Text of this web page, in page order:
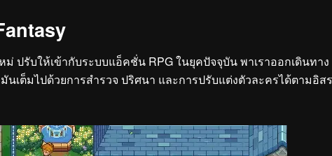
ปรับให้เข้ากับระบบแอ็คชั่น RPG ในยุคปัจจุบัน พาเราออกเดินทาง
นเต็มไปด้วยการสำรวจ ปริศนา และการปรับแต่งตัวละครได้ตามอิส